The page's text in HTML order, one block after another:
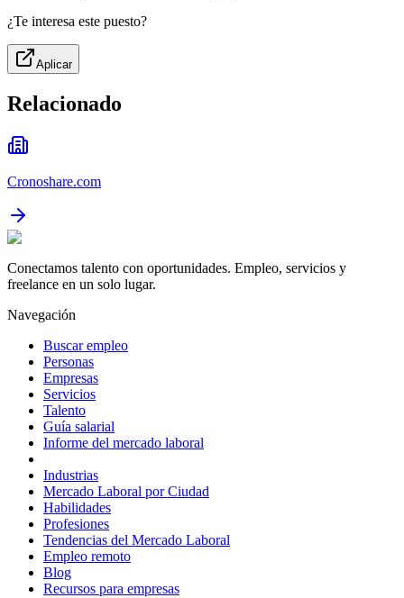
¿Te interesa este puesto?
Aplicar
Relacionado
Cronoshare.com
Conectamos talento con oportunidades. Empleo, servicios y
freelance en un solo lugar.
Navegación
Buscar empleo
Personas
Empresas
Servicios
Talento
Guía salarial
Informe del mercado laboral
Industrias
Mercado Laboral por Ciudad
Habilidades
Profesiones
Tendencias del Mercado Laboral
Empleo remoto
Blog
Recursos para empresas